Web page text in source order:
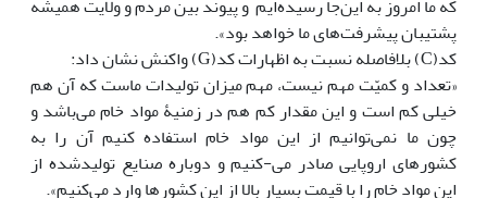
که ما امروز به این‌جا رسیده‌ایم و پیوند بین مردم و ولایت همیشه
پشتیبان پیشرفت‌های ما خواهد بود».
کد(C) بلافاصله نسبت به اظهارات کد(G) واکنش نشان داد:
«تعداد و کمیّت مهم نیست، مهم میزان تولیدات ماست که آن هم
خیلی کم است و این مقدار کم هم در زمنیۀ مواد خام می‌باشد و
چون ما نمی‌توانیم از این مواد خام استفاده کنیم آن را به
کشورهای اروپایی صادر می-کنیم و دوباره صنایع تولیدشده از
این مواد خام را با قیمت بسیار بالا از این کشورها وارد می‌کنیم».